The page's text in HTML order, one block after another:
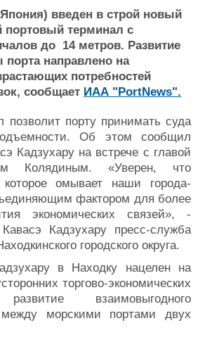
Оборудование
Изделия
Материалы
Услуги
Флот
Галерея флота
Форум
Отзывы
Все службы
введен в строй новый
терминал с
до 14 метров. Развитие
порта направлено на
потребностей
сообщает ИАА "PortNews".
позволит порту принимать суда
Об этом сообщил
Кадзухару на встрече с главой
Колядиным. «Уверен, что
омывает наши города-
фактором для более
экономических связей», -
Кадзухару пресс-служба
городского округа.
в Находку нацелен на
торгово-экономических
взаимовыгодного
между морскими портами двух